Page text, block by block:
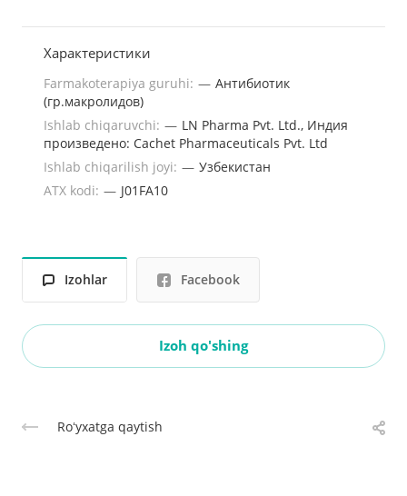
Характеристики
Farmakoterapiya guruhi: — Антибиотик
(гр.макролидов)
Ishlab chiqaruvchi: — LN Pharma Pvt. Ltd., Индия
произведено: Cachet Pharmaceuticals Pvt. Ltd
Ishlab chiqarilish joyi: — Узбекистан
ATX kodi: — J01FA10
Izohlar Facebook
Izoh qo'shing
Roʻyxatga qaytish